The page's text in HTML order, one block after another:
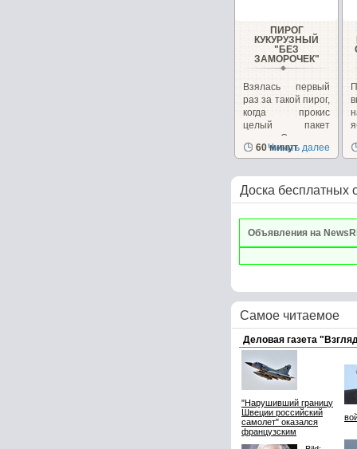
ПИРОГ
КУКУРУЗНЫЙ
"БЕЗ
ЗАМОРОЧЕК"
Взялась первый
раз за такой пирог,
когда прокис
целый пакет
молока. Стояло в...
60 минут
Читать далее
Доска бесплатных
Объявления на
Самое читаемое